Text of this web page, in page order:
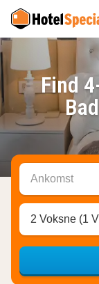
Find
Ankomst
2 Voksne (1